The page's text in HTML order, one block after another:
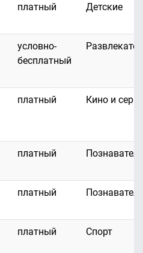
платный Детские
условно-
бесплатный
платный Кино и
платный
платный
платный Спорт